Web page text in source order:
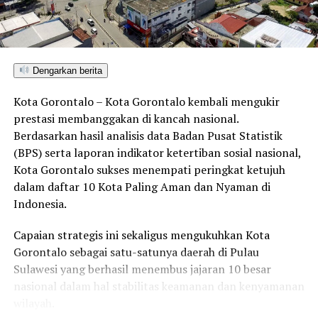
Peka Terhadap Rakyat
DON'T MISS
Nelson Dukung IAIN Jadi Universitas Islam Negeri
Gorontalo
Dengarkan berita
Kota Gorontalo – Kota Gorontalo kembali mengukir
prestasi membanggakan di kancah nasional.
Berdasarkan hasil analisis data Badan Pusat Statistik
(BPS) serta laporan indikator ketertiban sosial nasional,
Kota Gorontalo sukses menempati peringkat ketujuh
dalam daftar 10 Kota Paling Aman dan Nyaman di
Indonesia.
Capaian strategis ini sekaligus mengukuhkan Kota
Gorontalo sebagai satu-satunya daerah di Pulau
Sulawesi yang berhasil menembus jajaran 10 besar
nasional dalam hal stabilitas keamanan dan kenyamanan